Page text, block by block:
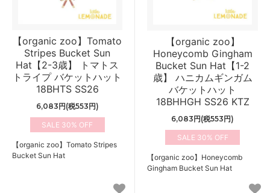
【organic zoo】Tomato
Stripes Bucket Sun
Hat【2-3歳】 トマトス
トライプ バケットハット
18BHTS SS26
6,083円(税553円)
30%
【organic zoo】Tomato Stripes
Bucket Sun Hat
【organic zoo】
Honeycomb Gingham
Bucket Sun Hat【1-2
歳】 ハニカムギンガム
バケットハット
18BHHGH SS26 KTZ
6,083円(税553円)
30%
【organic zoo】Honeycomb
Gingham Bucket Sun Hat